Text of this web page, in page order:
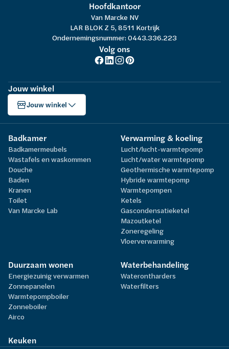
Hoofdkantoor
Van Marcke NV
LAR BLOK Z 5, 8511 Kortrijk
Ondernemingsnummer: 0443.336.223
Volg ons
Jouw winkel
Jouw winkel
Badkamer
Badkamermeubels
Wastafels en waskommen
Douche
Baden
Kranen
Toilet
Van Marcke Lab
Verwarming & koeling
Lucht/lucht-warmtepomp
Lucht/water warmtepomp
Geothermische warmtepomp
Hybride warmtepomp
Warmtepompen
Ketels
Gascondensatieketel
Mazoutketel
Zoneregeling
Vloerverwarming
Duurzaam wonen
Energiezuinig verwarmen
Zonnepanelen
Warmtepompboiler
Zonneboiler
Airco
Waterbehandeling
Waterontharders
Waterfilters
Keuken